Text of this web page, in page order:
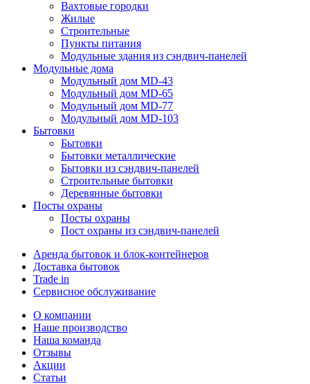
Вахтовые городки
Жилые
Строительные
Пункты питания
Модульные здания из сэндвич-панелей
Модульные дома
Модульный дом MD-43
Модульный дом MD-65
Модульный дом MD-77
Модульный дом MD-103
Бытовки
Бытовки
Бытовки металлические
Бытовки из сэндвич-панелей
Строительные бытовки
Деревянные бытовки
Посты охраны
Посты охраны
Пост охраны из сэндвич-панелей
Аренда бытовок и блок-контейнеров
Доставка бытовок
Trade in
Сервисное обслуживание
О компании
Наше производство
Наша команда
Отзывы
Акции
Статьи